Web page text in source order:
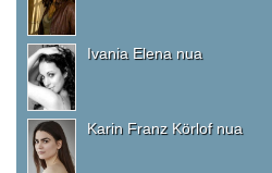
Ivania Elena nua
Karin Franz Körlof nua